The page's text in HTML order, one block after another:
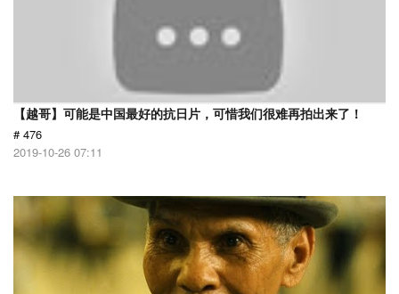
【越哥】可能是中国最好的抗日片，可惜我们很难再拍出来了！
# 476
2019-10-26 07:11